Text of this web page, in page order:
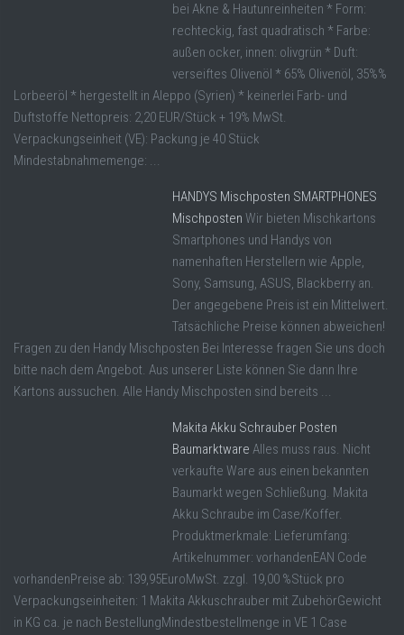
bei Akne & Hautunreinheiten * Form:
rechteckig, fast quadratisch * Farbe:
außen ocker, innen: olivgrün * Duft:
verseiftes Olivenöl * 65% Olivenöl, 35%%
Lorbeeröl * hergestellt in Aleppo (Syrien) * keinerlei Farb- und
Duftstoffe Nettopreis: 2,20 EUR/Stück + 19% MwSt.
Verpackungseinheit (VE): Packung je 40 Stück
Mindestabnahmemenge: ...
HANDYS Mischposten SMARTPHONES
Mischposten Wir bieten Mischkartons
Smartphones und Handys von
namenhaften Herstellern wie Apple,
Sony, Samsung, ASUS, Blackberry an.
Der angegebene Preis ist ein Mittelwert.
Tatsächliche Preise können abweichen!
Fragen zu den Handy Mischposten Bei Interesse fragen Sie uns doch
bitte nach dem Angebot. Aus unserer Liste können Sie dann Ihre
Kartons aussuchen. Alle Handy Mischposten sind bereits ...
Makita Akku Schrauber Posten
Baumarktware Alles muss raus. Nicht
verkaufte Ware aus einen bekannten
Baumarkt wegen Schließung. Makita
Akku Schraube im Case/Koffer.
Produktmerkmale: Lieferumfang:
Artikelnummer: vorhandenEAN Code
vorhandenPreise ab: 139,95EuroMwSt. zzgl. 19,00 %Stück pro
Verpackungseinheiten: 1 Makita Akkuschrauber mit ZubehörGewicht
in KG ca. je nach BestellungMindestbestellmenge in VE 1 Case